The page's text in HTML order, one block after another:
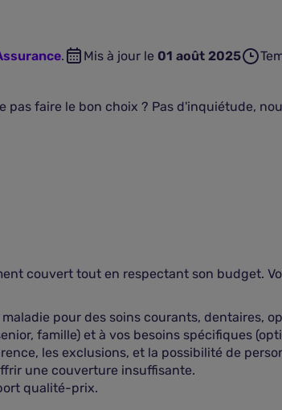
. Mis à jour le 01 août 2025
pas faire le bon choix ? Pas d'inquiétude,
couvert tout en respectant son budget.
pour des soins courants, dentaires,
famille) et à vos besoins spécifiques
les exclusions, et la possibilité de
une couverture insuffisante.
qualité-prix.